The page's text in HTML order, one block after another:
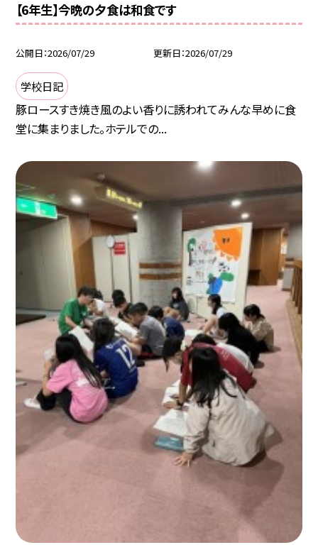
【6年生】今晩の夕食は和食です
公開日 2026/07/29 更新日 2026/07/29
学校日記
豚ロースすき焼き風のよい香りに誘われてみんな早めに食
堂に集まりました。ホテルでの...